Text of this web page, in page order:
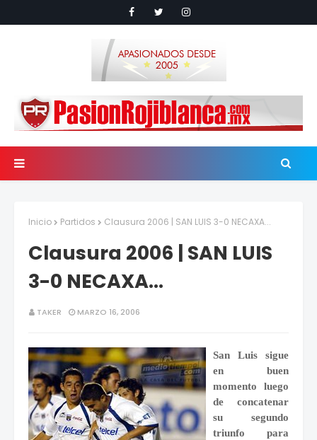
Inicio Partidos Clausura 2006 | SAN LUIS 3-0 NECAXA...
Clausura 2006 | SAN LUIS
3-0 NECAXA...
TAKER MARZO 16, 2006
San Luis sigue
en buen
momento luego
de concatenar
su segundo
triunfo para